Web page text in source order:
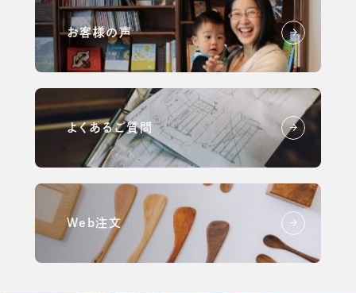
お客様の声
よくあるご質問
Web注文